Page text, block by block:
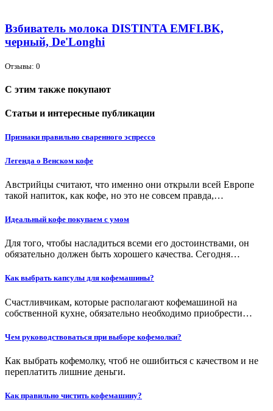
Взбиватель молока DISTINTA EMFI.BK,
черный, De'Longhi
Отзывы: 0
С этим также покупают
Статьи и интересные публикации
Признаки правильно сваренного эспрессо
Легенда о Венском кофе
Австрийцы считают, что именно они открыли всей Европе
такой напиток, как кофе, но это не совсем правда,…
Идеальный кофе покупаем с умом
Для того, чтобы насладиться всеми его достоинствами, он
обязательно должен быть хорошего качества. Сегодня…
Как выбрать капсулы для кофемашины?
Счастливчикам, которые располагают кофемашиной на
собственной кухне, обязательно необходимо приобрести…
Чем руководствоваться при выборе кофемолки?
Как выбрать кофемолку, чтоб не ошибиться с качеством и не
переплатить лишние деньги.
Как правильно чистить кофемашину?